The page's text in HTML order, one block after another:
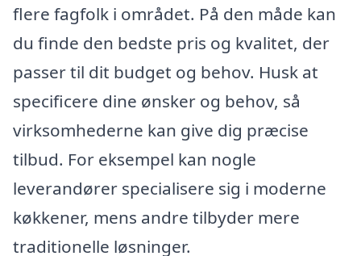
flere fagfolk i området. På den måde kan
du finde den bedste pris og kvalitet, der
passer til dit budget og behov. Husk at
specificere dine ønsker og behov, så
virksomhederne kan give dig præcise
tilbud. For eksempel kan nogle
leverandører specialisere sig i moderne
køkkener, mens andre tilbyder mere
traditionelle løsninger.